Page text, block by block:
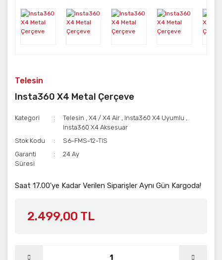
Telesin
Insta360 X4 Metal Çerçeve
Kategori Telesin , X4 / X4 Air , Insta360 X4 Uyumlu ,
Insta360 X4 Aksesuar
Stok Kodu
S6-FMS-12-TIS
Garanti
Süresi
24 Ay
Saat 17.00'ye Kadar Verilen Siparişler Aynı Gün Kargoda!
2.499,00 TL